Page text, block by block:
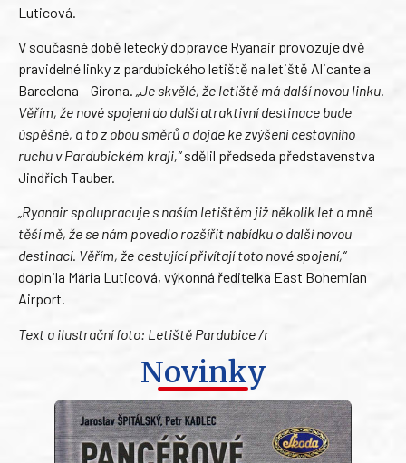
Luticová.
V současné době letecký dopravce Ryanair provozuje dvě
pravidelné linky z pardubického letiště na letiště Alicante a
Barcelona – Girona. „Je skvělé, že letiště má další novou linku.
Věřím, že nové spojení do další atraktivní destinace bude
úspěšné, a to z obou směrů a dojde ke zvýšení cestovního
ruchu v Pardubickém kraji,“sdělil předseda představenstva
Jindřich Tauber.
„Ryanair spolupracuje s naším letištěm již několik let a mně
těší mě, že se nám povedlo rozšířit nabídku o další novou
destinací. Věřím, že cestující přivítají toto nové spojení,“
doplnila Mária Luticová, výkonná ředitelka East Bohemian
Airport.
Text a ilustrační foto: Letiště Pardubice /r
Novinky